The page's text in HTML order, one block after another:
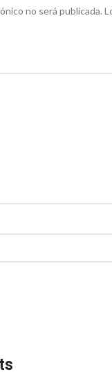
no será publicada.